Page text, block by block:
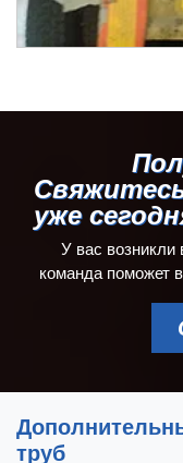
уже
У вас
команда поможет
труб